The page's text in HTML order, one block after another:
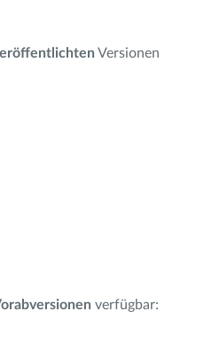
Versionen
verfügbar: